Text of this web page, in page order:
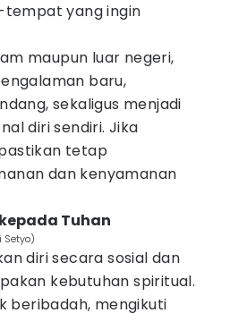
yang ingin
maupun luar negeri,
baru,
sekaligus menjadi
diri sendiri. Jika
tetap
dan kenyamanan
Tuhan
diri secara sosial dan
kebutuhan spiritual.
beribadah, mengikuti